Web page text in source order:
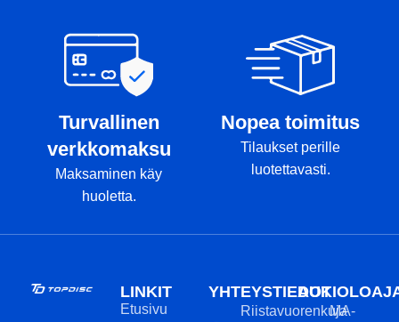
Turvallinen
verkkomaksu
Maksaminen käy
huoletta.
Nopea toimitus
Tilaukset perille
luotettavasti.
LINKIT
Etusivu
YHTEYSTIEDOT
Riistavuorenkuja
MA-